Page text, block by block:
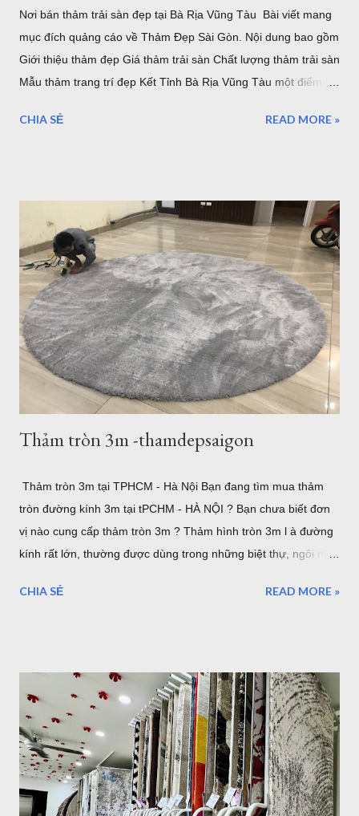
Nơi bán thảm trải sàn đẹp tại Bà Rịa Vũng Tàu Bài viết mang
mục đích quảng cáo về Thảm Đẹp Sài Gòn. Nội dung bao gồm
Giới thiệu thảm đẹp Giá thảm trải sàn Chất lượng thảm trải sàn
Mẫu thảm trang trí đẹp Kết Tỉnh Bà Rịa Vũng Tàu một điểm
du lịch nhưng thực sự vẫn chưa thể đi và khám phá hết vùng
động với bãi trước, bãi sau của Vũng Tàu...Dịch vụ ăn uống
nghỉ ngơi, tắm nước nóng ở Bình Châu hay chỗ nghỉ ngơi rất
nhiều ở Vũng Tàu. Thảm trang trí cho khách hàng tại
Homestead Vũng Tàu Hiện tại Thảm Đẹp Sài Gòn chưa có
Showroom tại Vũng Tàu nhưng các bạn có thể đặt hàng trực
tuyến và xem các mẫu thảm tại website:
thamtrangtri.thamdepsaigon.com hoặc đọc thông tin chi tiết về
Thảm Đẹp tại: Thamdepsaigon.com. Bạn đang kiếm nơi ...
CHIA SẺ READ MORE »
Thảm tròn 3m -thamdepsaigon
Thảm tròn 3m tại TPHCM - Hà Nội Bạn đang tìm mua thảm
tròn đường kính 3m tại tPCHM - HÀ NỘI ? Bạn chưa biết đơn
vị nào cung cấp thảm tròn 3m ? Thảm hình tròn 3m l à đường
kính rất lớn, thường được dùng trong những biệt thự, ngôi nhà
lưu ý rằng đây là đường kính lớn nhất của thảm tròn bán tại
sàn phòng khách hiện đại TPHCM thảm trải sàn phòng ngủ
đẹp TPHCM thảm trải sàn phòng khách đẹp TPHCM thảm
decor phòng ngủ TPHCM Thảm tròn 3m được nhập khẩu từ
Thổ Nhĩ Kỳ , với chất lượng châu âu, những mẫu trên đây đã
được gia công để làm theo kích thước mong muốn của khách
hàng. Hình ảnh trên là nhân viên đang gia công cắt thảm tròn
CHIA SẺ READ MORE »